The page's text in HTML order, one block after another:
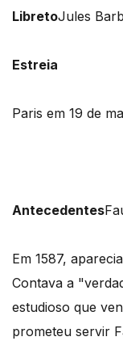
LibretoJules
Estreia
Paris em 19 de
Antecedentes
Em 1587,
Contava a
estudioso que
prometeu servir